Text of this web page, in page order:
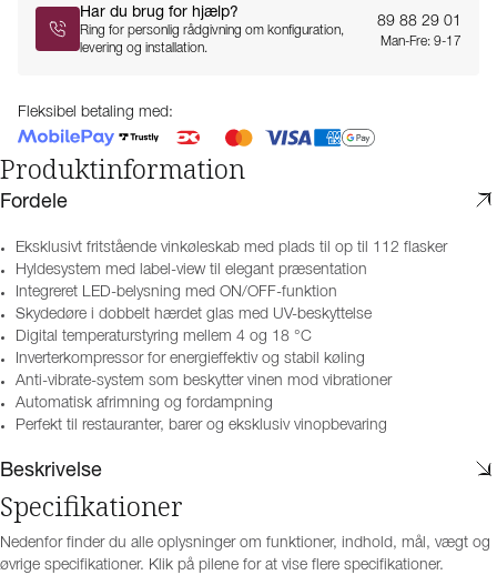
Har du brug for hjælp?
Ring for personlig rådgivning om konfiguration,
levering og installation.
89 88 29 01
Man-Fre: 9-17
Fleksibel betaling med:
Produktinformation
Fordele
Eksklusivt fritstående vinkøleskab med plads til op til 112 flasker
Hyldesystem med label-view til elegant præsentation
Integreret LED-belysning med ON/OFF-funktion
Skydedøre i dobbelt hærdet glas med UV-beskyttelse
Digital temperaturstyring mellem 4 og 18 °C
Inverterkompressor for energieffektiv og stabil køling
Anti-vibrate-system som beskytter vinen mod vibrationer
Automatisk afrimning og fordampning
Perfekt til restauranter, barer og eksklusiv vinopbevaring
Beskrivelse
Specifikationer
Nedenfor finder du alle oplysninger om funktioner, indhold, mål, vægt og
øvrige specifikationer. Klik på pilene for at vise flere specifikationer.